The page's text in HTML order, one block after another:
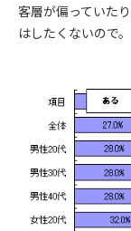
客層が偏っていた
はしたくないので